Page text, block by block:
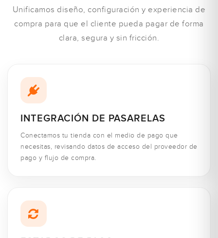
Unificamos diseño, configuración y experiencia de
compra para que el cliente pueda pagar de forma
clara, segura y sin fricción.
INTEGRACIÓN DE PASARELAS
Conectamos tu tienda con el medio de pago que
necesitas, revisando datos de acceso del proveedor de
pago y flujo de compra.